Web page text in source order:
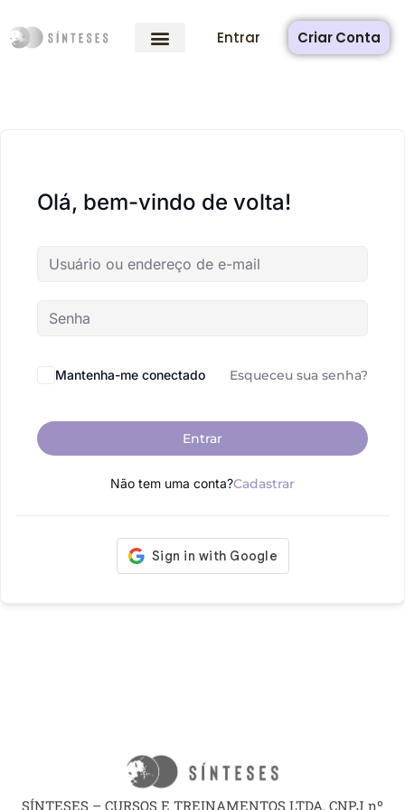
Entrar Criar Conta
Olá, bem-vindo de volta!
Mantenha-me conectado Esqueceu sua senha?
Entrar
Não tem uma conta?Cadastrar
SÍNTESES – CURSOS E TREINAMENTOS LTDA, CNPJ nº